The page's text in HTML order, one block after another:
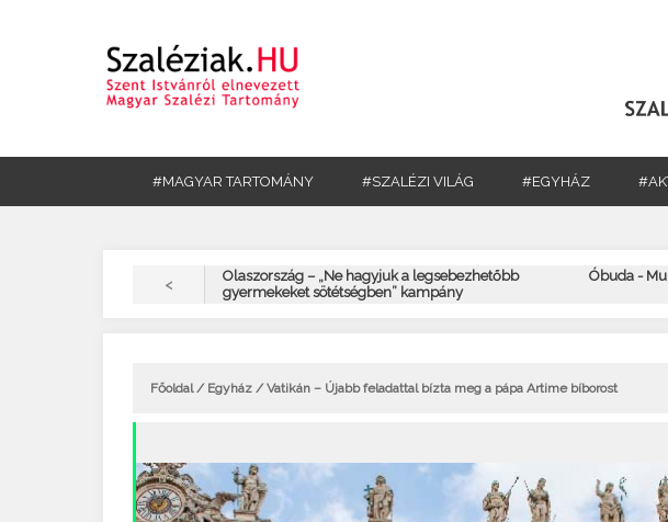
#MAGYAR TARTOMÁNY #SZALÉZI VILÁG #EGYHÁZ
<
Olaszország – „Ne hagyjuk a legsebezhetőbb
gyermekeket sötétségben” kampány
Óbuda -
Főoldal/ Egyház / Vatikán – Újabb feladattal bízta meg a pápa Artime bíborost